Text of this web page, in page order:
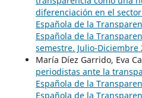
diferenciación en el
Española de la
Española de la
semestre. Julio-Diciembre
María Díez Garrido, Eva
periodistas ante la
Española de la
Española de la